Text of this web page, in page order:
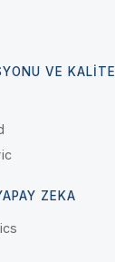
VE KALITE
ZEKA